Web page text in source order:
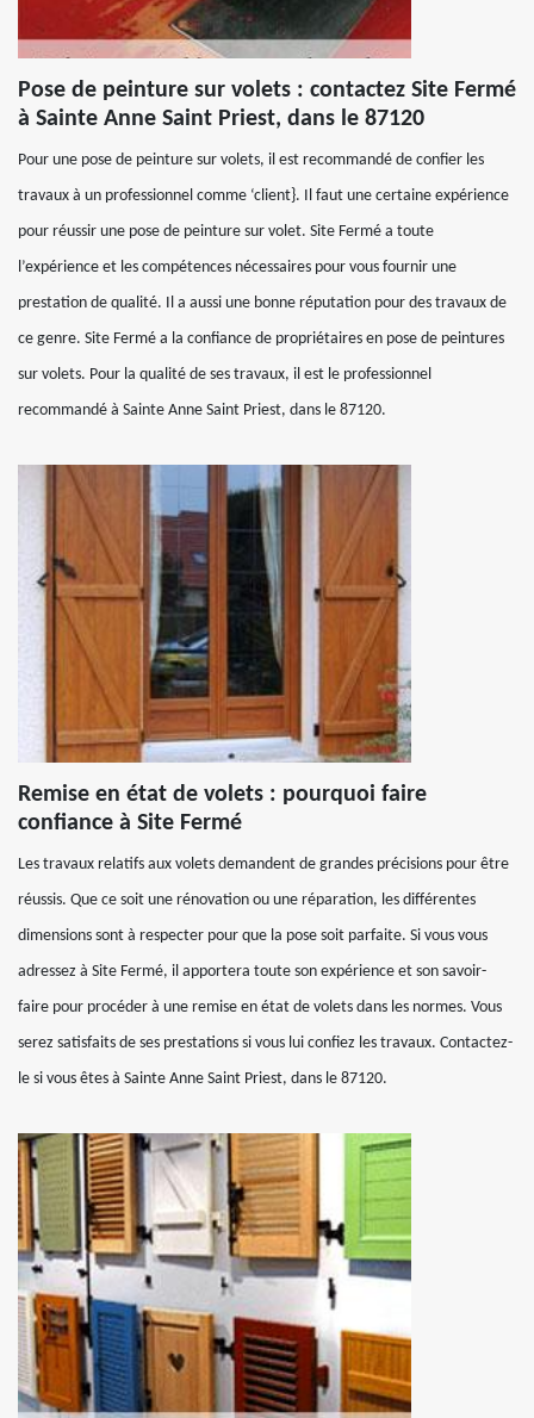
Pose de peinture sur volets : contactez Site Fermé
à Sainte Anne Saint Priest, dans le 87120
Pour une pose de peinture sur volets, il est recommandé de confier les
travaux à un professionnel comme ‘client}. Il faut une certaine expérience
pour réussir une pose de peinture sur volet. Site Fermé a toute
l’expérience et les compétences nécessaires pour vous fournir une
prestation de qualité. Il a aussi une bonne réputation pour des travaux de
ce genre. Site Fermé a la confiance de propriétaires en pose de peintures
sur volets. Pour la qualité de ses travaux, il est le professionnel
recommandé à Sainte Anne Saint Priest, dans le 87120.
Remise en état de volets : pourquoi faire
confiance à Site Fermé
Les travaux relatifs aux volets demandent de grandes précisions pour être
réussis. Que ce soit une rénovation ou une réparation, les différentes
dimensions sont à respecter pour que la pose soit parfaite. Si vous vous
adressez à Site Fermé, il apportera toute son expérience et son savoir-
faire pour procéder à une remise en état de volets dans les normes. Vous
serez satisfaits de ses prestations si vous lui confiez les travaux. Contactez-
le si vous êtes à Sainte Anne Saint Priest, dans le 87120.